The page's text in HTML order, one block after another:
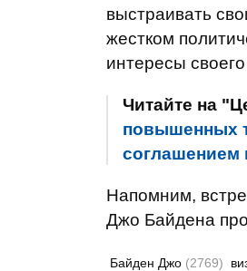
выстраивать
жестком
интересы
Читайте на
повышенных
соглашением
Напомним,
Джо Байдена
Байден Джо (2769)